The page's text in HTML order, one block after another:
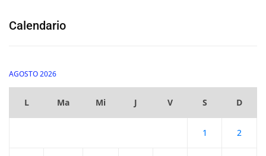
Calendario
AGOSTO 2026
L Ma Mi J V S D
1 2